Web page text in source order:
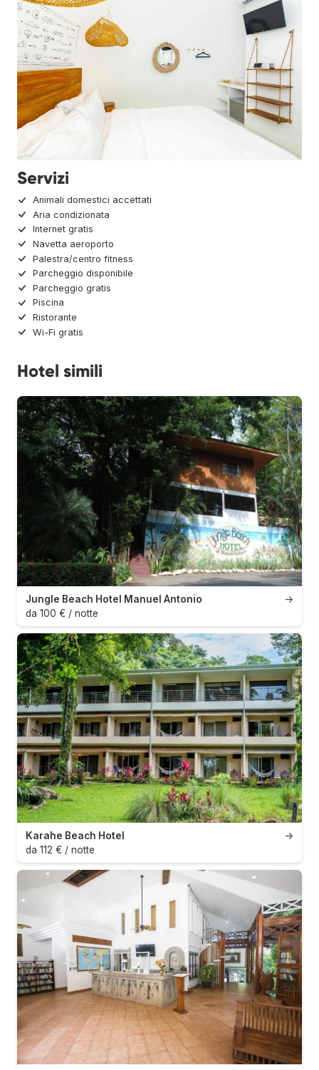
Servizi
Animali domestici accettati
Aria condizionata
Internet gratis
Navetta aeroporto
Palestra/centro fitness
Parcheggio disponibile
Parcheggio gratis
Piscina
Ristorante
Wi-Fi gratis
Hotel simili
→
Jungle Beach Hotel Manuel Antonio
da 100 € / notte
→
Karahe Beach Hotel
da 112 € / notte